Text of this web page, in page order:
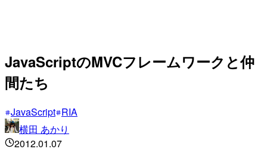
JavaScriptのMVCフレームワークと仲
間たち
JavaScript RIA
横田 あかり
2012.01.07